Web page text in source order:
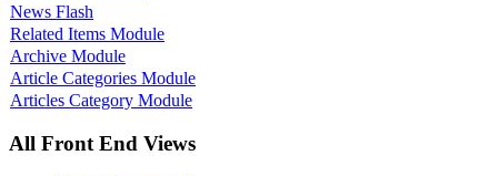
News Flash
Related Items Module
Archive Module
Article Categories Module
Articles Category Module
All Front End Views